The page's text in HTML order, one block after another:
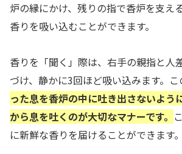
炉の縁にかけ、残りの指で香炉を支え
香りを吸い込むことができます。
香りを「聞く」際は、右手の親指と人
づけ、静かに3回ほど吸い込みます。こ
った息を香炉の中に吐き出さないよう
から息を吐くのが大切なマナーです。
に新鮮な香りを届けることができます。